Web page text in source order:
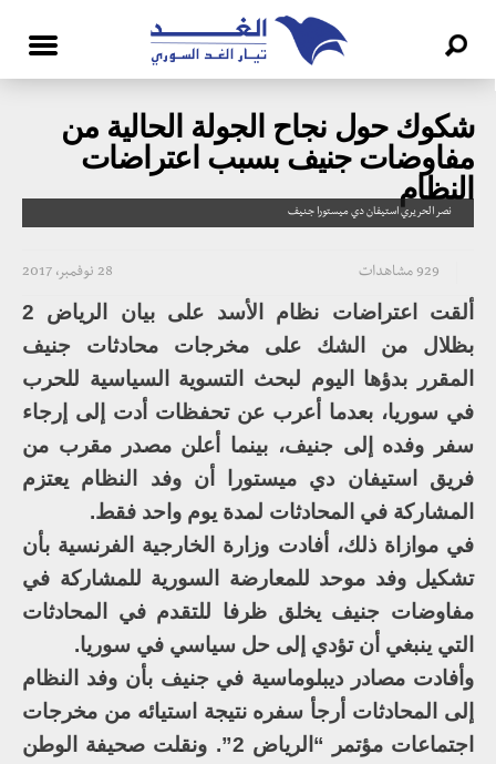
شكوك حول نجاح الجولة الحالية من
مفاوضات جنيف بسبب اعتراضات
النظام
نصر الحريري استيفان دي ميستورا جنيف
28 نوفمبر، 2017 929 مشاهدات
ألقت اعتراضات نظام الأسد على بيان الرياض 2
بظلال من الشك على مخرجات محادثات جنيف
المقرر بدؤها اليوم لبحث التسوية السياسية للحرب
في سوريا، بعدما أعرب عن تحفظات أدت إلى إرجاء
سفر وفده إلى جنيف، بينما أعلن مصدر مقرب من
فريق استيفان دي ميستورا أن وفد النظام يعتزم
المشاركة في المحادثات لمدة يوم واحد فقط.
في موازاة ذلك، أفادت وزارة الخارجية الفرنسية بأن
تشكيل وفد موحد للمعارضة السورية للمشاركة في
مفاوضات جنيف يخلق ظرفا للتقدم في المحادثات
التي ينبغي أن تؤدي إلى حل سياسي في سوريا.
وأفادت مصادر ديبلوماسية في جنيف بأن وفد النظام
إلى المحادثات أرجأ سفره نتيجة استيائه من مخرجات
اجتماعات مؤتمر “الرياض 2”. ونقلت صحيفة الوطن